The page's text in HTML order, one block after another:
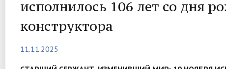
поддержки обучающихся
Вакантные места для приема
трудоустройству
Реквизиты
Меры противодействия коррупции
Особенности приема по отдельной
квоте
областей
исполнилось 106 лет со дня
конструктора
11.11.2025